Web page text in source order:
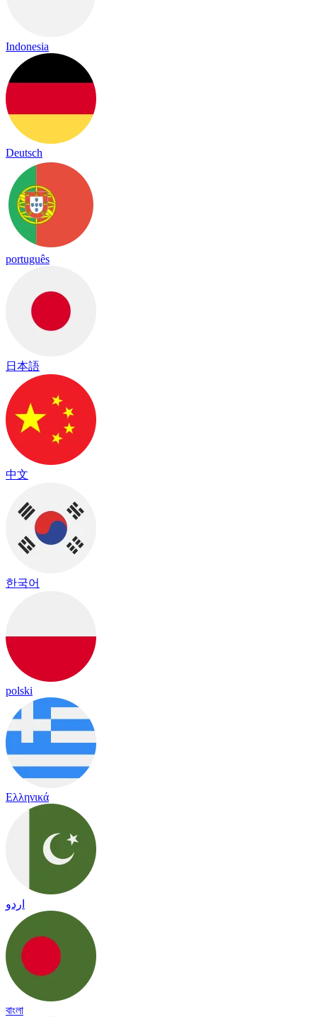
Indonesia
Deutsch
português
日本語
中文
한국어
polski
Ελληνικά
اردو
বাংলা